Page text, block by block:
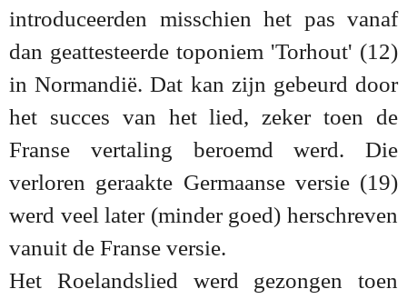
introduceerden misschien het pas vanaf
dan geattesteerde toponiem 'Torhout' (12)
in Normandië. Dat kan zijn gebeurd door
het succes van het lied, zeker toen de
Franse vertaling beroemd werd. Die
verloren geraakte Germaanse versie (19)
werd veel later (minder goed) herschreven
vanuit de Franse versie.
Het Roelandslied werd gezongen toen